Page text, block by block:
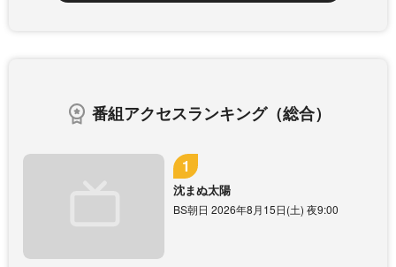
番組アクセスランキング（総合）
沈まぬ太陽
BS朝日 2026年8月15日(土) 夜9:00